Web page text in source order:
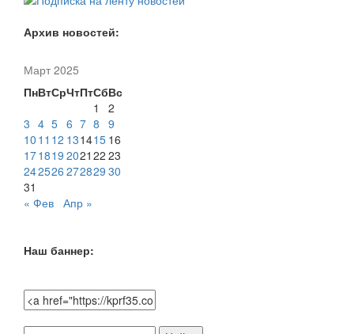
Архив новостей:
Март 2025
ПнВтСрЧтПтСбВс
1
2
3 4 5 6 7 8 9
10 11 12 131415 16
171819 2021 22 23
242526 272829 30
31
« Фев Апр »
Наш баннер: